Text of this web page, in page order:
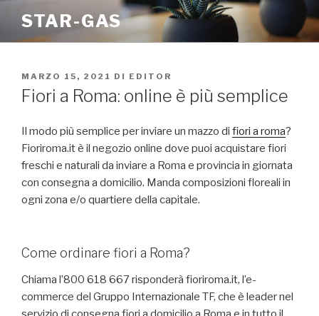
contenuto
STAR-GAS
PUBBLICATO
IL
MARZO 15, 2021 DI EDITOR
Fiori a Roma: online è più semplice
Il modo più semplice per inviare un mazzo di fiori a roma?
Fioriroma.it è il negozio online dove puoi acquistare fiori
freschi e naturali da inviare a Roma e provincia in giornata
con consegna a domicilio. Manda composizioni floreali in
ogni zona e/o quartiere della capitale.
Come ordinare fiori a Roma?
Chiama l’800 618 667 risponderà fioriroma.it, l’e-
commerce del Gruppo Internazionale TF, che è leader nel